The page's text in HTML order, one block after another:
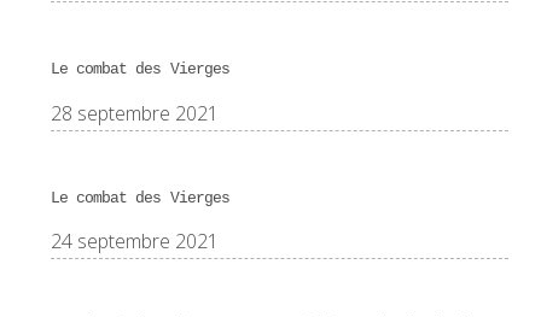
Le combat des Vierges
28 septembre 2021
Le combat des Vierges
24 septembre 2021